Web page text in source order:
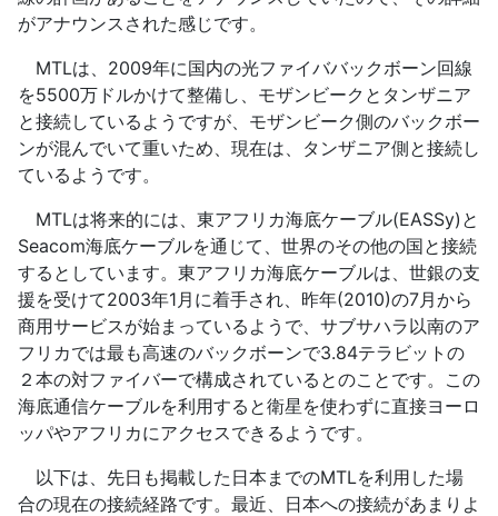
がアナウンスされた感じです。
MTLは、2009年に国内の光ファイババックボーン回線
を5500万ドルかけて整備し、モザンビークとタンザニア
と接続しているようですが、モザンビーク側のバックボー
ンが混んでいて重いため、現在は、タンザニア側と接続し
ているようです。
MTLは将来的には、東アフリカ海底ケーブル(EASSy)と
Seacom海底ケーブルを通じて、世界のその他の国と接続
するとしています。東アフリカ海底ケーブルは、世銀の支
援を受けて2003年1月に着手され、昨年(2010)の7月から
商用サービスが始まっているようで、サブサハラ以南のア
フリカでは最も高速のバックボーンで3.84テラビットの
２本の対ファイバーで構成されているとのことです。この
海底通信ケーブルを利用すると衛星を使わずに直接ヨーロ
ッパやアフリカにアクセスできるようです。
以下は、先日も掲載した日本までのMTLを利用した場
合の現在の接続経路です。最近、日本への接続があまりよ